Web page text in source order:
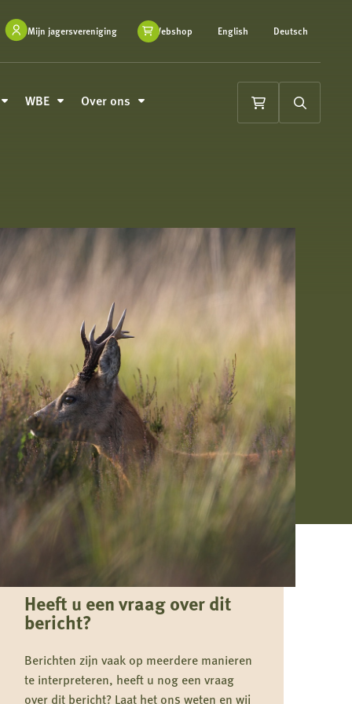
Mijn jagersvereniging Webshop English Deutsch
WBE Over ons
Winkelwagen
Zoeken
Heeft u een vraag over dit
bericht?
Berichten zijn vaak op meerdere manieren
te interpreteren, heeft u nog een vraag
over dit bericht? Laat het ons weten en wij